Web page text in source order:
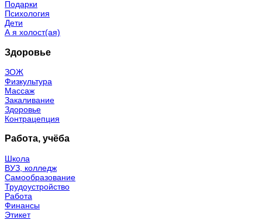
Подарки
Психология
Дети
А я холост(ая)
Здоровье
ЗОЖ
Физкультура
Массаж
Закаливание
Здоровье
Контрацепция
Работа, учёба
Школа
ВУЗ, колледж
Самообразование
Трудоустройство
Работа
Финансы
Этикет